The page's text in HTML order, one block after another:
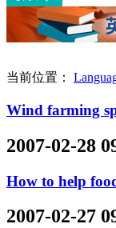
当前位置：
Wind farming
2007-02-28
How to help
2007-02-27